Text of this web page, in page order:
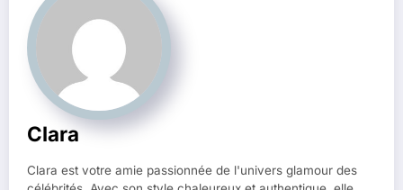
Clara
Clara est votre amie passionnée de l'univers glamour des